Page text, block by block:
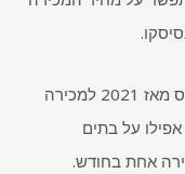
הרברט רוסקינד רשם דירה בבעלותו בפיניקס מאז 2021 למכירה
אפילו על בתים
אחת בחודש.